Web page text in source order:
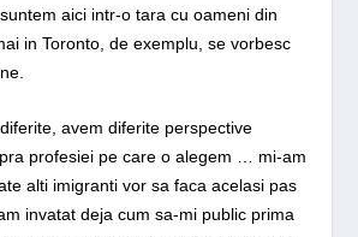
aici intr-o tara cu oameni din
in Toronto, de exemplu, se vorbesc
avem diferite perspective
profesiei pe care o alegem … mi-am
alti imigranti vor sa faca acelasi pas
invatat deja cum sa-mi public prima